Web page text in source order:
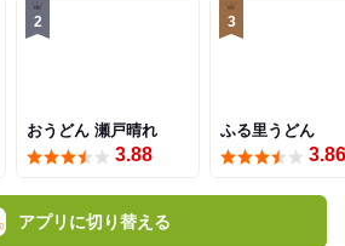
2
おうどん 瀬戸晴れ
3.88
3
ふる里うどん
3.86
アプリに切り替える